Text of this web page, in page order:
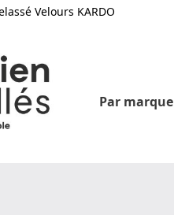
Velours KARDO
Par marque